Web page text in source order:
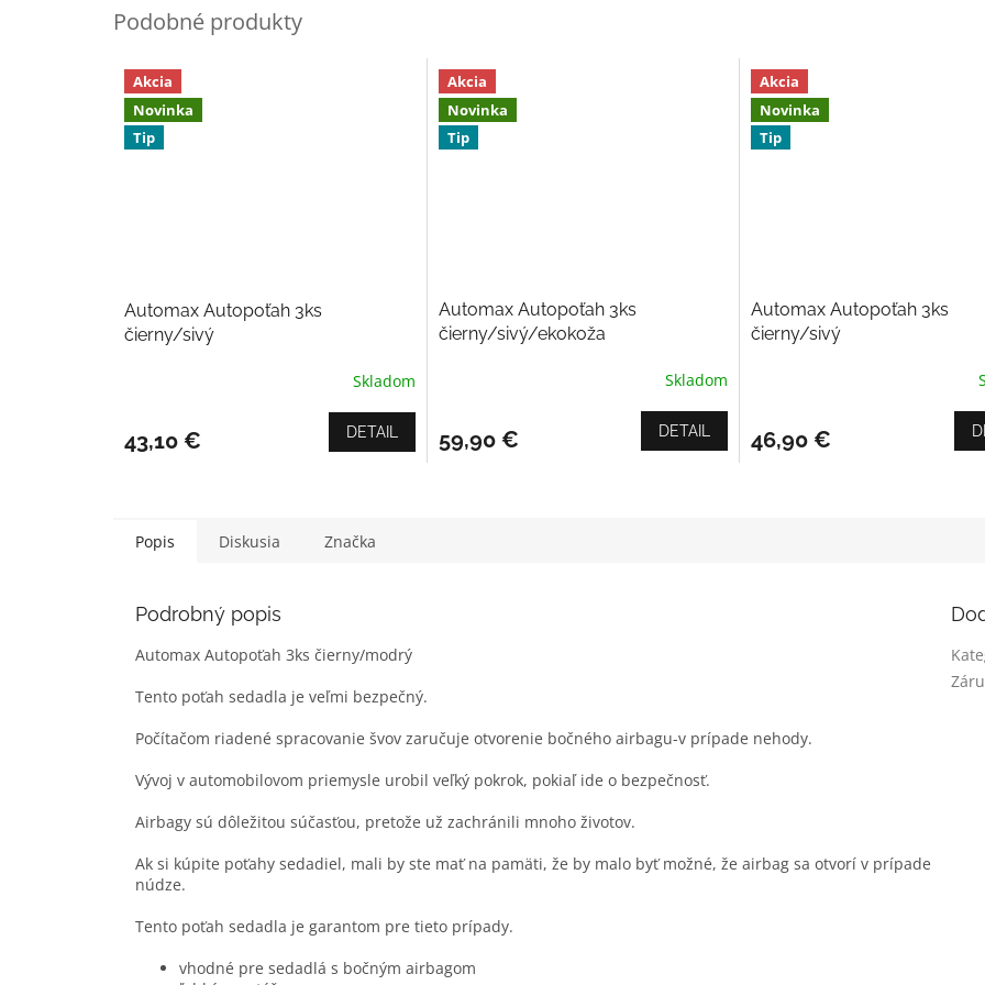
Akcia
Novinka
Tip
Automax Autopoťah 3ks
čierny/sivý
je
Skladom
43,10 € DETAIL
Akcia
Novinka
Tip
Automax Autopoťah 3ks
čierny/sivý/ekokoža
Skladom
59,90 € DETAIL
Akcia
Novinka
Tip
Automax Autopoťah 3ks
čierny/sivý
je
46,90 €
Popis Diskusia Značka
Podrobný popis
Automax Autopoťah 3ks čierny/modrý
Tento poťah sedadla je veľmi bezpečný.
Počítačom riadené spracovanie švov zaručuje otvorenie bočného airbagu-v prípade nehody.
Vývoj v automobilovom priemysle urobil veľký pokrok, pokiaľ ide o bezpečnosť.
Airbagy sú dôležitou súčasťou, pretože už zachránili mnoho životov.
Ak si kúpite poťahy sedadiel, mali by ste mať na pamäti, že by malo byť možné, že airbag sa otvorí v prípade
núdze.
Tento poťah sedadla je garantom pre tieto prípady.
vhodné pre sedadlá s bočným airbagom